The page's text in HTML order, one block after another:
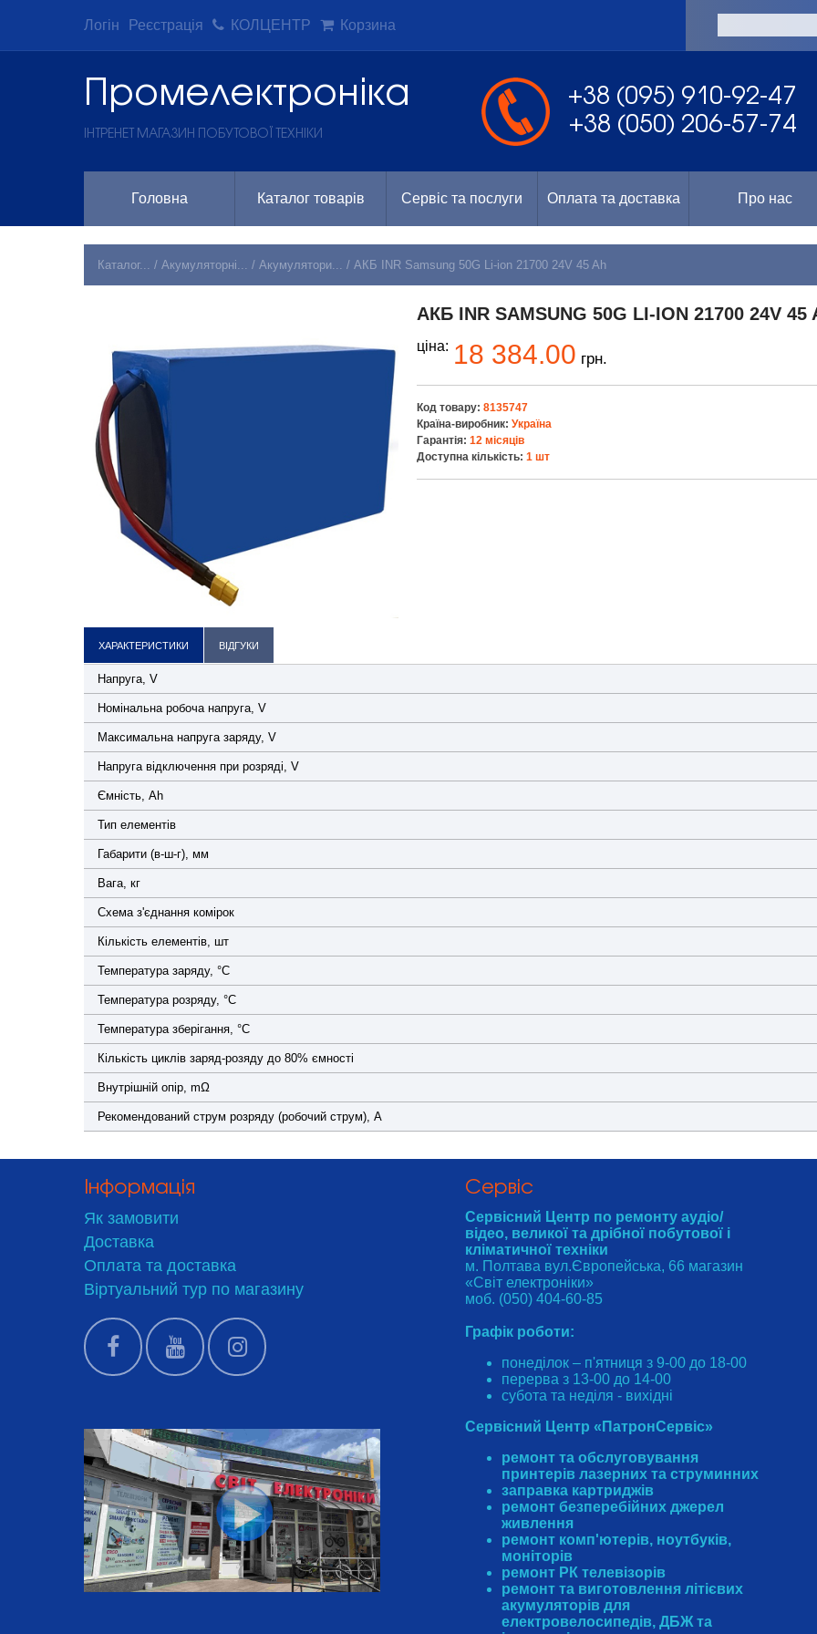
Логін Реєстрація КОЛЦЕНТР Корзина
Промeлектроніка
ІНТРЕНЕТ МАГАЗИН ПОБУТОВОЇ ТЕХНІКИ
+38 (095) 910-92-47
+38 (050) 206-57-74
Головна Каталог товарів Сервіс та послуги Оплата та доставка Про нас
Каталог... / Акумуляторні... / Акумулятори... / АКБ INR Samsung 50G Li-ion 21700 24V 45 Ah
АКБ INR SAMSUNG 50G LI-ION 21700 24V 45
ціна: 18 384.00 грн.
Код товару: 8135747
Країна-виробник: Україна
Гарантія: 12 місяців
Доступна кількість: 1 шт
ХАРАКТЕРИСТИКИ ВІДГУКИ
Напруга, V
Номінальна робоча напруга, V
Максимальна напруга заряду, V
Напруга відключення при розряді, V
Ємність, Ah
Тип елементів
Габарити (в-ш-г), мм
Вага, кг
Схема з'єднання комірок
Кількість елементів, шт
Температура заряду, °C
Температура розряду, °C
Температура зберігання, °C
Кількість циклів заряд-розяду до 80% ємності
Внутрішній опір, mΩ
Рекомендований струм розряду (робочий струм), A
Інформація
Як замовити
Доставка
Оплата та доставка
Віртуальний тур по магазину
Cервіс
Сервісний Центр по ремонту аудіо/
відео, великої та дрібної побутової і
кліматичної техніки
м. Полтава вул.Європейська, 66 магазин
«Світ електроніки»
моб. (050) 404-60-85
Графік роботи:
понеділок – п'ятниця з 9-00 до 18-00
перерва з 13-00 до 14-00
субота та неділя - вихідні
Сервісний Центр «ПатронСервіс»
ремонт та обслуговування
принтерів лазерних та струминних
заправка картриджів
ремонт безперебійних джерел
живлення
ремонт комп'ютерів, ноутбуків,
моніторів
ремонт РК телевізорів
ремонт та виготовлення літієвих
акумуляторів для
електровелосипедів, ДБЖ та